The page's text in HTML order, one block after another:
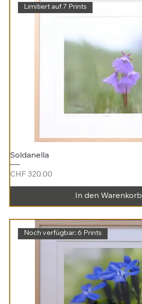
Limitiert auf 7 Prints
Soldanella
Preis
CHF 320.00
In den Warenkorb
Noch verfügbar: 6 Prints